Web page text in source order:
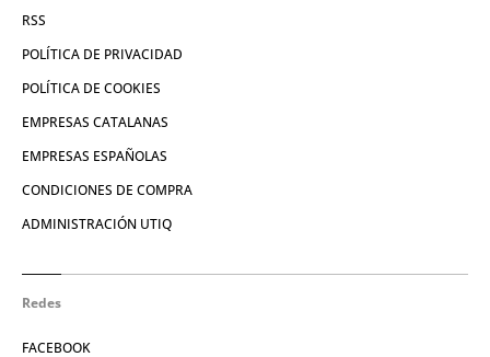
RSS
POLÍTICA DE PRIVACIDAD
POLÍTICA DE COOKIES
EMPRESAS CATALANAS
EMPRESAS ESPAÑOLAS
CONDICIONES DE COMPRA
ADMINISTRACIÓN UTIQ
Redes
FACEBOOK